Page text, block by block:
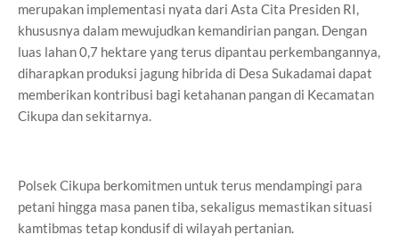
merupakan implementasi nyata dari Asta Cita Presiden RI,
khususnya dalam mewujudkan kemandirian pangan. Dengan
luas lahan 0,7 hektare yang terus dipantau perkembangannya,
diharapkan produksi jagung hibrida di Desa Sukadamai dapat
memberikan kontribusi bagi ketahanan pangan di Kecamatan
Cikupa dan sekitarnya.
Polsek Cikupa berkomitmen untuk terus mendampingi para
petani hingga masa panen tiba, sekaligus memastikan situasi
kamtibmas tetap kondusif di wilayah pertanian.